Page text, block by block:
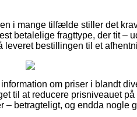
i mange tilfælde stiller det
betalelige fragttype, der tit –
bestillingen til et
om priser i blandt
til at reducere prisniveauet
– betragteligt, og endda nogle